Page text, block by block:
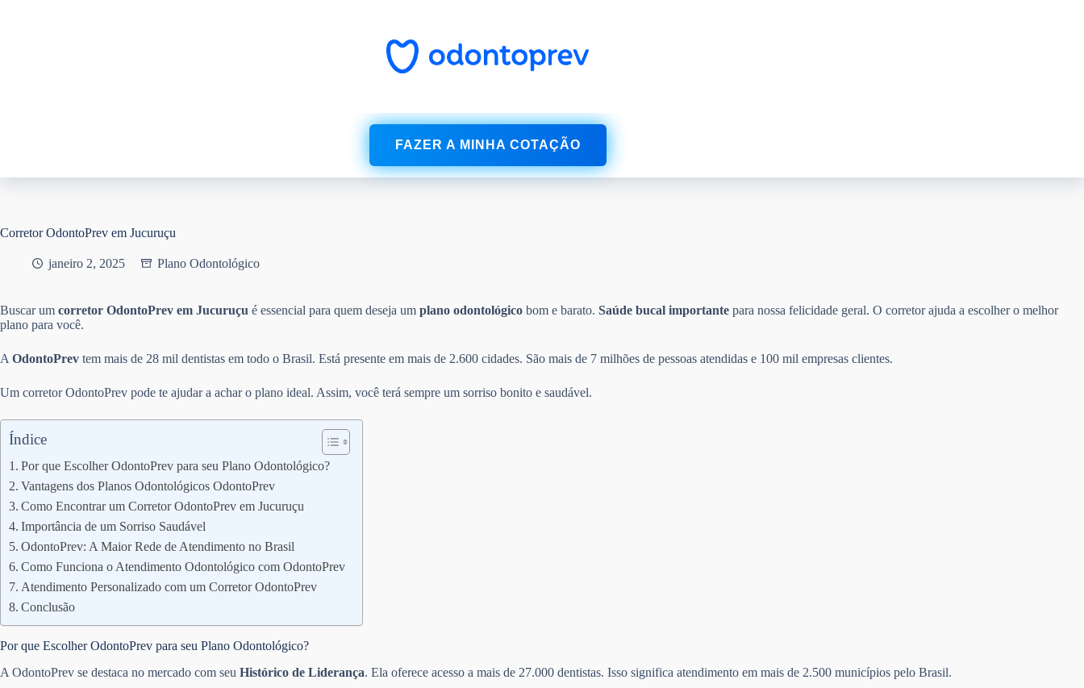
FAZER A MINHA COTAÇÃO
Corretor OdontoPrev em Jucuruçu
janeiro 2, 2025 Plano Odontológico
Buscar um corretor OdontoPrev em Jucuruçu é essencial para quem deseja um plano odontológico bom e barato. Saúde bucal importante para nossa felicidade geral. O corretor ajuda a escolher o melhor
plano para você.
A OdontoPrev tem mais de 28 mil dentistas em todo o Brasil. Está presente em mais de 2.600 cidades. São mais de 7 milhões de pessoas atendidas e 100 mil empresas clientes.
Um corretor OdontoPrev pode te ajudar a achar o plano ideal. Assim, você terá sempre um sorriso bonito e saudável.
Índice
Por que Escolher OdontoPrev para seu Plano Odontológico?
Vantagens dos Planos Odontológicos OdontoPrev
Como Encontrar um Corretor OdontoPrev em Jucuruçu
Importância de um Sorriso Saudável
OdontoPrev: A Maior Rede de Atendimento no Brasil
Como Funciona o Atendimento Odontológico com OdontoPrev
Atendimento Personalizado com um Corretor OdontoPrev
Conclusão
Por que Escolher OdontoPrev para seu Plano Odontológico?
A OdontoPrev se destaca no mercado com seu Histórico de Liderança. Ela oferece acesso a mais de 27.000 dentistas. Isso significa atendimento em mais de 2.500 municípios pelo Brasil.